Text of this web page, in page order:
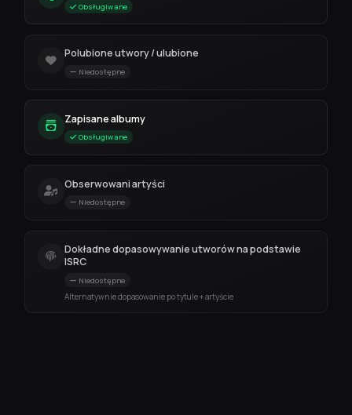
Obsługiwane
Polubione utwory / ulubione
Niedostępne
Zapisane albumy
Obsługiwane
Obserwowani artyści
Niedostępne
Dokładne dopasowywanie utworów na podstawie
ISRC
Niedostępne
Alternatywnie dopasowanie po tytule + artyście